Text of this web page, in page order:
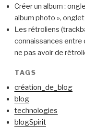
Créer un album :
album photo »,
Les rétroliens
connaissances entre
ne pas avoir de
TAGS
création_de_blog
blog
technologies
blogSpirit